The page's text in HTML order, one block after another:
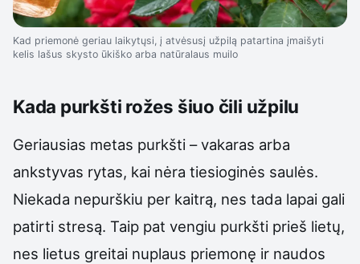
Kad priemonė geriau laikytųsi, į atvėsusį užpilą patartina įmaišyti
kelis lašus skysto ūkiško arba natūralaus muilo
Kada purkšti rožes šiuo čili užpilu
Geriausias metas purkšti – vakaras arba
ankstyvas rytas, kai nėra tiesioginės saulės.
Niekada nepurškiu per kaitrą, nes tada lapai gali
patirti stresą. Taip pat vengiu purkšti prieš lietų,
nes lietus greitai nuplaus priemonę ir naudos